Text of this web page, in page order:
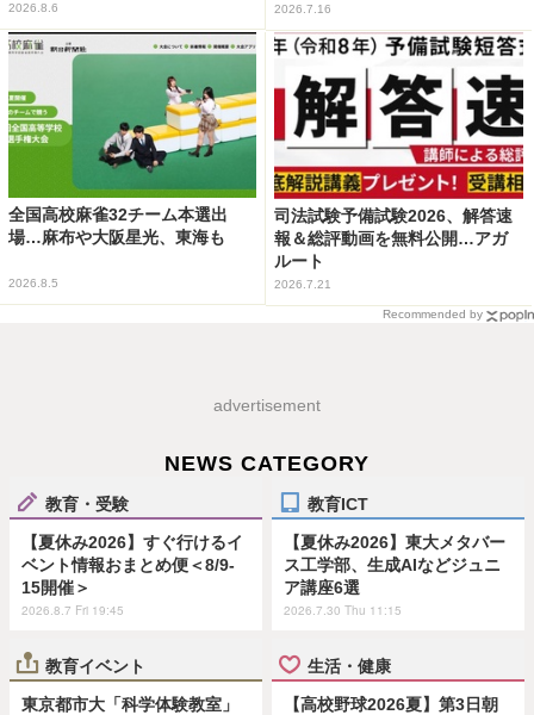
2026.8.6 2026.7.16
全国高校麻雀32チーム本選出
場…麻布や大阪星光、東海も
2026.8.5
司法試験予備試験2026、解答速
報＆総評動画を無料公開…アガ
ルート
2026.7.21
Recommended by
advertisement
NEWS CATEGORY
教育・受験
【夏休み2026】すぐ行けるイ
ベント情報おまとめ便＜8/9-
15開催＞
2026.8.7 Fri 19:45
教育ICT
【夏休み2026】東大メタバー
ス工学部、生成AIなどジュニ
ア講座6選
2026.7.30 Thu 11:15
教育イベント
東京都市大「科学体験教室」
生活・健康
【高校野球2026夏】第3日朝